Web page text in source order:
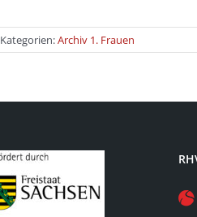
Kategorien:Archiv 1. Frauen